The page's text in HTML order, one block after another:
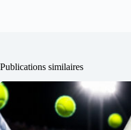
Publications similaires